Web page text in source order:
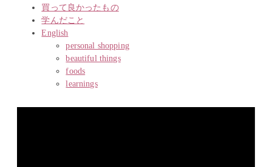
買って良かったもの
学んだこと
English
personal shopping
beautiful things
foods
learnings